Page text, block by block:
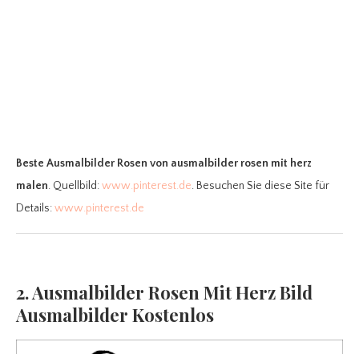
Beste Ausmalbilder Rosen von ausmalbilder rosen mit herz
malen. Quellbild:www.pinterest.de. Besuchen Sie diese Site für
Details:www.pinterest.de
2. Ausmalbilder Rosen Mit Herz Bild
Ausmalbilder Kostenlos